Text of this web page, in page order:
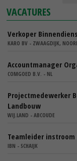
VACATURES
Verkoper
KARO BV - ZWAAGDIJK,
Accountmanager
COMGOED B.V. - NL
Projectmedewerker
Landbouw
WIJ.LAND - ABCOUDE
Teamleider
IBN - SCHAIJK